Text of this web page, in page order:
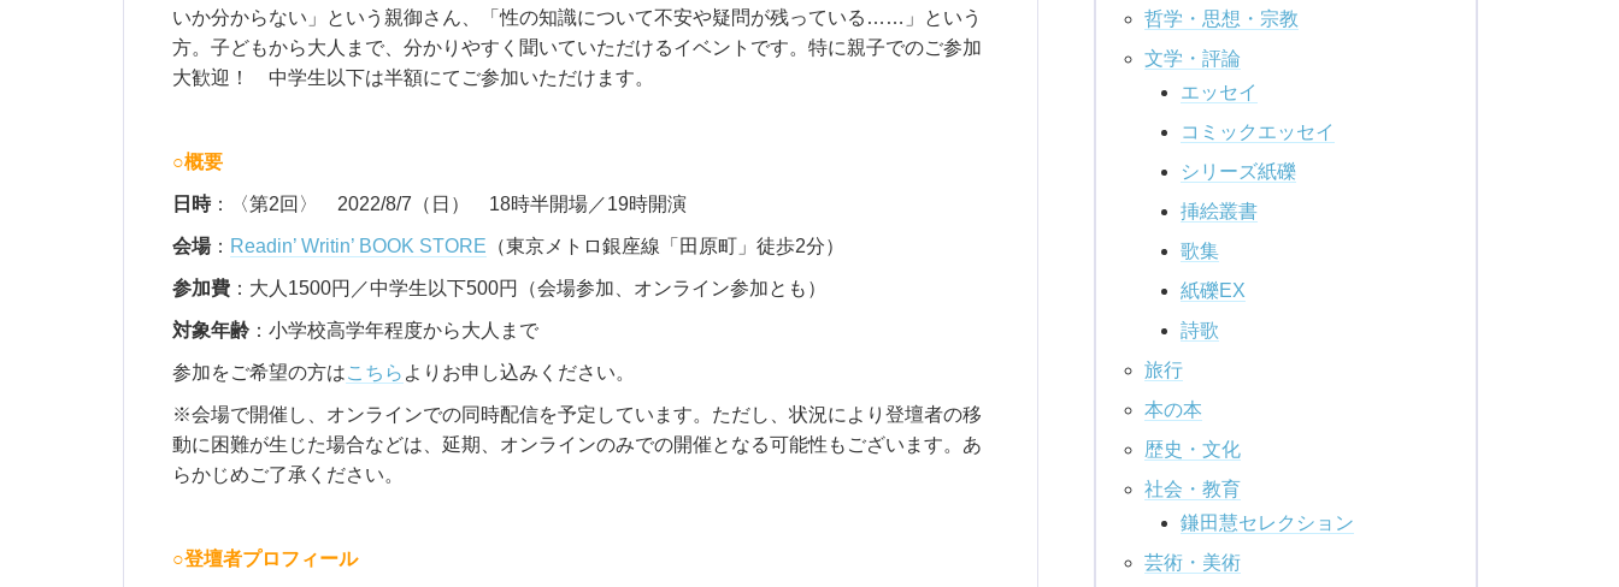
いか分からない」という親御さん、「性の知識について不安や疑問が残っている……」という
方。子どもから大人まで、分かりやすく聞いていただけるイベントです。特に親子でのご参加
大歓迎！ 中学生以下は半額にてご参加いただけます。
○概要
日時：〈第2回〉 2022/8/7（日） 18時半開場／19時開演
会場： Readin’ Writin’ BOOK STORE （東京メトロ銀座線「田原町」徒歩2分）
参加費 ：大人1500円／中学生以下500円（会場参加、オンライン参加とも）
対象年齢 ：小学校高学年程度から大人まで
参加をご希望の方はこちら よりお申し込みください。
※会場で開催し、オンラインでの同時配信を予定しています。ただし、状況により登壇者の移
動に困難が生じた場合などは、延期、オンラインのみでの開催となる可能性もございます。あ
らかじめご了承ください。
○登壇者プロフィール
哲学・思想・宗教
文学・評論
エッセイ
コミックエッセイ
シリーズ紙礫
挿絵叢書
歌集
紙礫EX
詩歌
旅行
本の本
歴史・文化
社会・教育
鎌田慧セレクション
芸術・美術